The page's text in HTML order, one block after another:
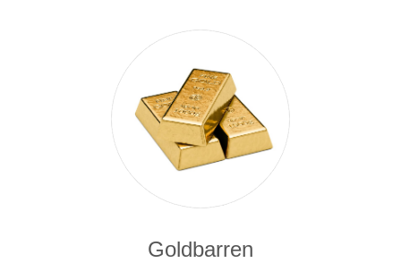
Goldbarren